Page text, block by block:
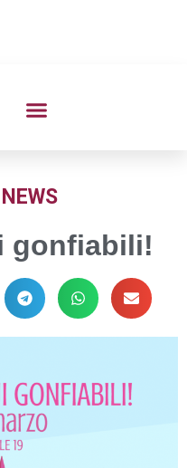
NEWS
gonfiabili!